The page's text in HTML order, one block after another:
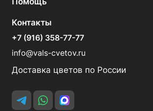
Контакты
+7 (916) 358-77-77
info@vals-cvetov.ru
Доставка цветов по России